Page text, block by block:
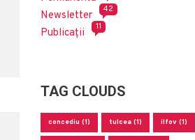
Newsletter 42
Publicații 11
TAG CLOUDS
concediu (1) tulcea (1) ilfov (1)